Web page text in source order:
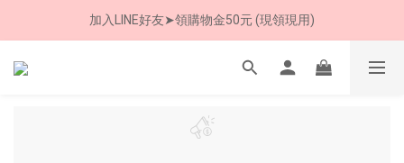
8/8 父親節限定 超商取貨免運費
加入LINE好友➤領購物金50元 (現領現用)
7/30-8/24 全館買就送 雨傘收納袋(乙個)